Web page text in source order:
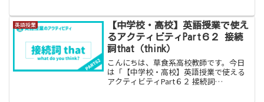
ます。１年間授業をしていると「あ、今
日は重い雰囲気だな...
英語授業
【中学校・高校】英語授業で使え
るアクティビティPart６２ 接続
詞that（think）
こんにちは、草食系高校教師です。今日
は「【中学校・高校】英語授業で使える
アクティビティPart６２ 接続詞